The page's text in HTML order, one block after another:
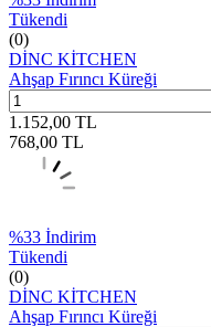
Tükendi
(0)
DİNC KİTCHEN
Ahşap Fırıncı Küreği
1.152,00 TL
768,00 TL
%33 İndirim
Tükendi
(0)
DİNC KİTCHEN
Ahşap Fırıncı Küreği